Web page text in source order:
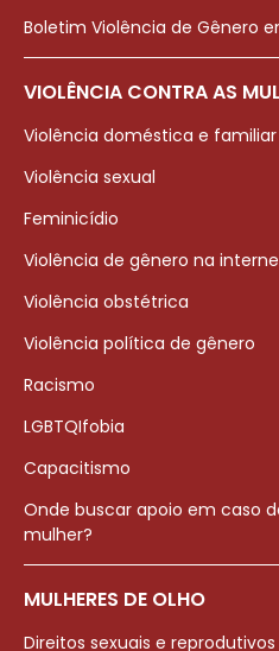
Boletim Violência de Gênero
VIOLÊNCIA CONTRA AS
Violência doméstica e familiar
Violência sexual
Feminicídio
Violência de gênero na
Violência obstétrica
Violência política de gênero
Racismo
LGBTQIfobia
Capacitismo
Onde buscar apoio em caso
mulher?
MULHERES DE OLHO
Direitos sexuais e reprodutivos